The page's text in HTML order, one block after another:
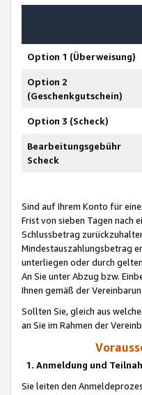
Option 1 (Überweisung)
Option 2
(Geschenkgutschein)
Option 3 (Scheck)
Bearbeitungsgebühr
Scheck
Sind auf Ihrem Konto für
Frist von sieben Tagen nach
Schlussbetrag
Mindestauszahlungsbetrag
unterliegen oder durch
An Sie unter Abzug bzw.
Ihnen gemäß der
Sollten Sie, gleich aus
an Sie im Rahmen der
1. Anmeldung und
Sie leiten den